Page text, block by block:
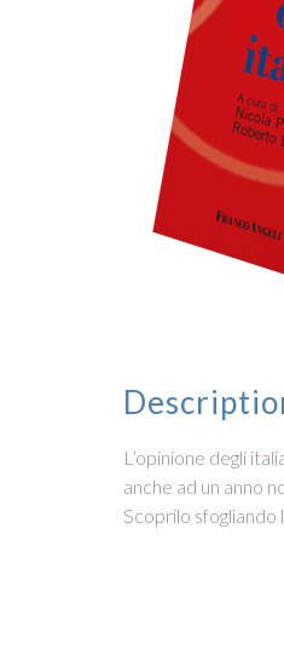
L’opinione degli
anche ad un anno
Scoprilo sfogliando